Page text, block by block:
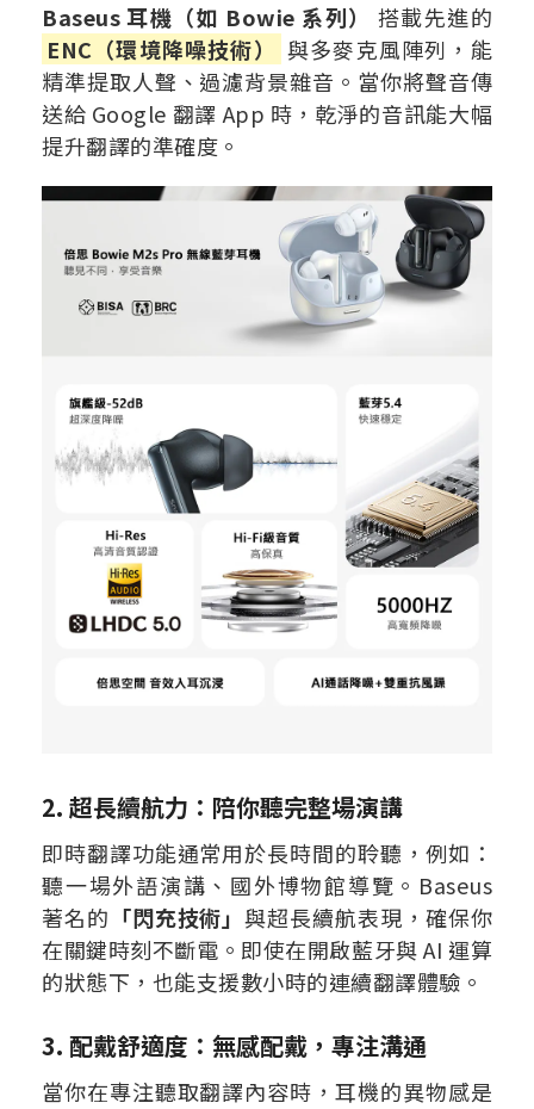
Baseus 耳機（如 Bowie 系列）
搭載先進的
ENC（環境降噪技術）
與多麥克風陣列，能
精準提取人聲、過濾背景雜音。當你將聲音傳
送給 Google 翻譯 App 時，乾淨的音訊能大幅
提升翻譯的準確度。
2. 超長續航力：陪你聽完整場演講
即時翻譯功能通常用於長時間的聆聽，例如：
聽一場外語演講、國外博物館導覽。Baseus
著名的 「閃充技術」與超長續航表現，確保你
在關鍵時刻不斷電。即使在開啟藍牙與 AI 運算
的狀態下，也能支援數小時的連續翻譯體驗。
3. 配戴舒適度：無感配戴，專注溝通
當你在專注聽取翻譯內容時，耳機的異物感是